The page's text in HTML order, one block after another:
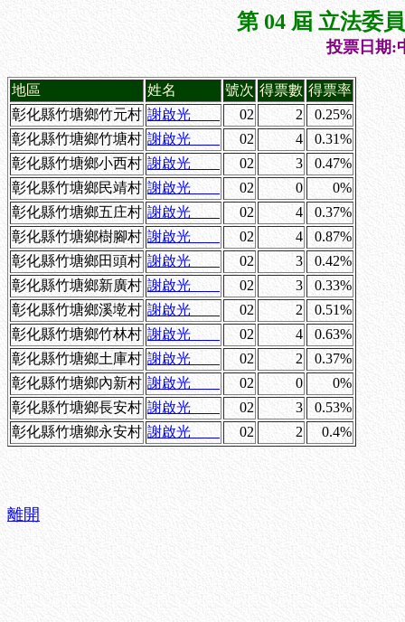
第 04 屆 立法委
投票日期:
地區 姓名 號次 得票數 得票率
彰化縣竹塘鄉竹元村 謝啟光 02 2
0.25%
彰化縣竹塘鄉竹塘村 謝啟光 02 4
0.31%
彰化縣竹塘鄉小西村 謝啟光 02 3
0.47%
彰化縣竹塘鄉民靖村 謝啟光 02 0
0%
彰化縣竹塘鄉五庄村 謝啟光 02 4
0.37%
彰化縣竹塘鄉樹腳村 謝啟光 02 4
0.87%
彰化縣竹塘鄉田頭村 謝啟光 02 3
0.42%
彰化縣竹塘鄉新廣村 謝啟光 02 3
0.33%
彰化縣竹塘鄉溪墘村 謝啟光 02 2
0.51%
彰化縣竹塘鄉竹林村 謝啟光 02 4
0.63%
彰化縣竹塘鄉土庫村 謝啟光 02 2
0.37%
彰化縣竹塘鄉內新村 謝啟光 02 0
0%
彰化縣竹塘鄉長安村 謝啟光 02 3
0.53%
彰化縣竹塘鄉永安村 謝啟光 02 2 0.4%
離開